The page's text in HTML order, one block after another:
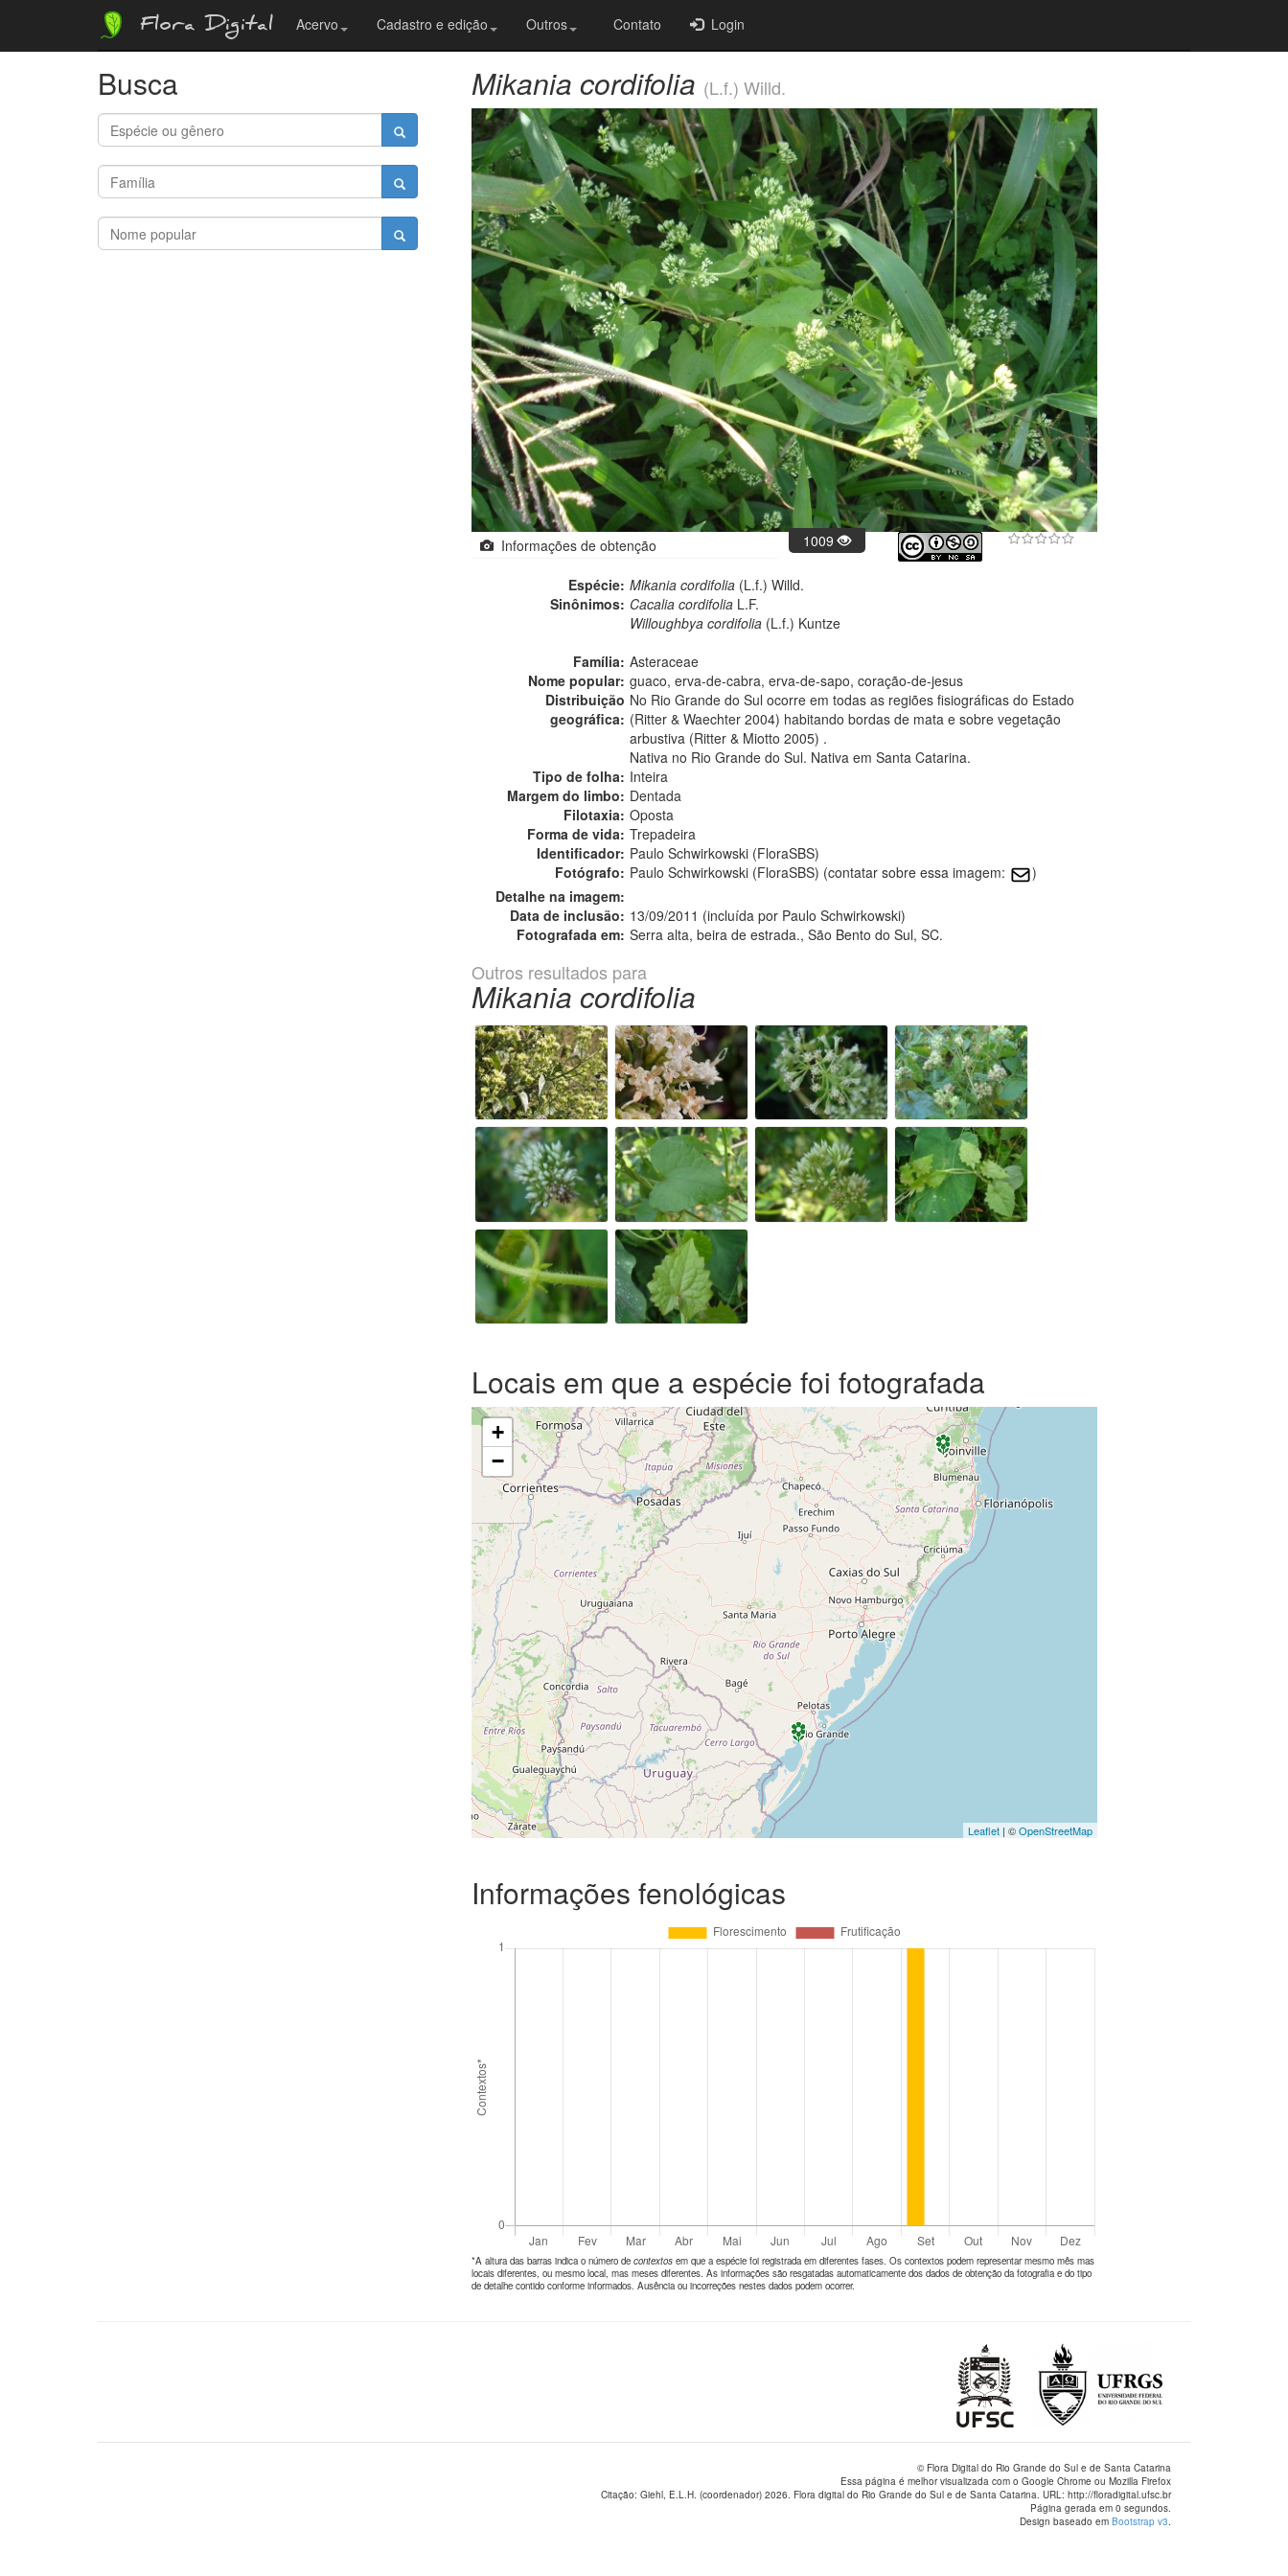
Flora Digital Acervo Cadastro e edição Outros Contato Login
Busca Mikania cordifolia (L.f.) Willd.
Informações de obtenção 1009
Espécie: Mikania cordifolia (L.f.) Willd.
Sinônimos: Cacalia cordifolia L.F.
Willoughbya cordifolia (L.f.) Kuntze
Família: Asteraceae
Nome popular: guaco, erva-de-cabra, erva-de-sapo, coração-de-jesus
Distribuição
geográfica:
No Rio Grande do Sul ocorre em todas as regiões fisiográficas do Estado
(Ritter & Waechter 2004) habitando bordas de mata e sobre vegetação
arbustiva (Ritter & Miotto 2005) .
Nativa no Rio Grande do Sul. Nativa em Santa Catarina.
Tipo de folha: Inteira
Margem do limbo: Dentada
Filotaxia: Oposta
Forma de vida: Trepadeira
Identificador: Paulo Schwirkowski (FloraSBS)
Fotógrafo: Paulo Schwirkowski (FloraSBS) (contatar sobre essa imagem:
)
Detalhe na imagem:
Data de inclusão: 13/09/2011 (incluída por Paulo Schwirkowski)
Fotografada em: Serra alta, beira de estrada., São Bento do Sul, SC.
Outros resultados para
Mikania cordifolia
Locais em que a espécie foi fotografada
+
−
Leaflet| ©OpenStreetMap
Informações fenológicas
*A altura das barras indica o número de contextos em que a espécie foi registrada em diferentes fases. Os contextos podem representar mesmo mês mas
locais diferentes, ou mesmo local, mas meses diferentes. As informações são resgatadas automaticamente dos dados de obtenção da fotografia e do tipo
de detalhe contido conforme informados. Ausência ou incorreções nestes dados podem ocorrer.
© Flora Digital do Rio Grande do Sul e de Santa Catarina
Essa página é melhor visualizada com o Google Chrome ou Mozilla Firefox
Citação: Giehl, E.L.H. (coordenador) 2026. Flora digital do Rio Grande do Sul e de Santa Catarina. URL: http://floradigital.ufsc.br
Página gerada em 0 segundos.
Design baseado em Bootstrap v3.